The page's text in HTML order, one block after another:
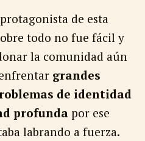
de esta
todo no fue fácil y
la comunidad aún
grandes
de identidad
profunda por ese
labrando a fuerza.